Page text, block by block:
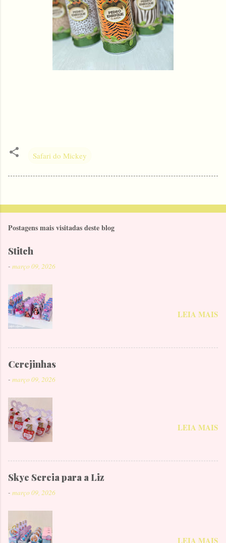
Safari do Mickey
Postagens mais visitadas deste blog
Stitch
- março 09, 2026
LEIA MAIS
Cerejinhas
- março 09, 2026
LEIA MAIS
Skye Sereia para a Liz
- março 09, 2026
LEIA MAIS